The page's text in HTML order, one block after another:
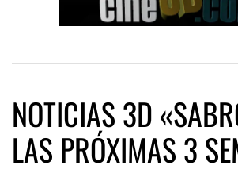
NOTICIAS 3D
LAS PRÓXIMAS 3